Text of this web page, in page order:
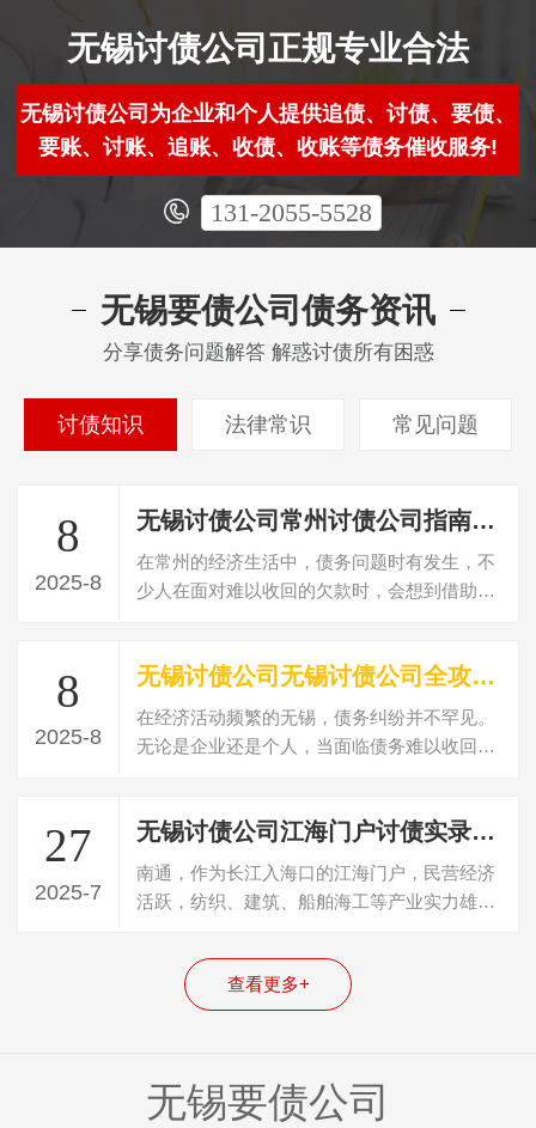
无锡讨债公司正规专业合法
无锡讨债公司为企业和个人提供追债、讨债、要债、
要账、讨账、追账、收债、收账等债务催收服务!
131-2055-5528
无锡要债公司债务资讯
分享债务问题解答 解惑讨债所有困惑
讨债知识 法律常识 常见问题
8
2025-8
无锡讨债公司常州讨债公司指南：选对公司、知晓案例与收费，破解债务困局
在常州的经济生活中，债务问题时有发生，不
少人在面对难以收回的欠款时，会想到借助讨
8
2025-8
无锡讨债公司无锡讨债公司全攻略：公司选择、新闻洞察与收费解析
在经济活动频繁的无锡，债务纠纷并不罕见。
无论是企业还是个人，当面临债务难以收回的
27
2025-7
无锡讨债公司江海门户讨债实录：南通讨债公司专业团队深耕产业，务实清欠显实效
南通，作为长江入海口的江海门户，民营经济
活跃，纺织、建筑、船舶海工等产业实力雄
查看更多+
无锡要债公司